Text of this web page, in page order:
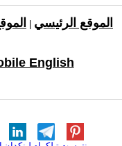
الموقع الرئيسي
English